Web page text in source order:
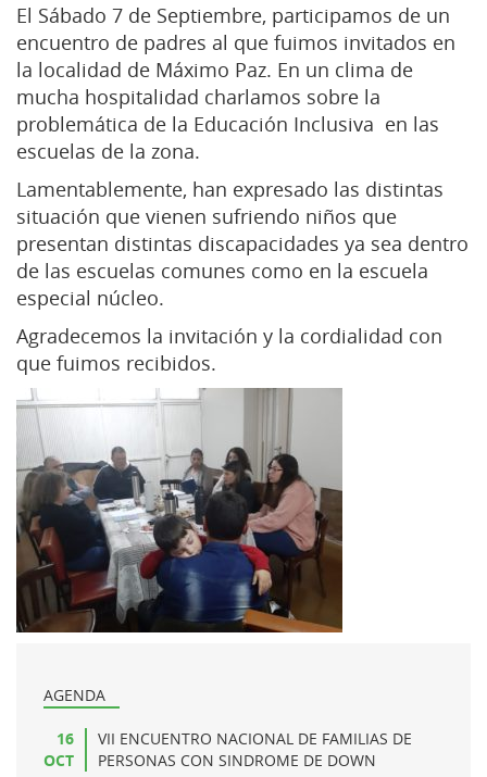
El Sábado 7 de Septiembre, participamos de un
encuentro de padres al que fuimos invitados en
la localidad de Máximo Paz. En un clima de
mucha hospitalidad charlamos sobre la
problemática de la Educación Inclusiva en las
escuelas de la zona.
Lamentablemente, han expresado las distintas
situación que vienen sufriendo niños que
presentan distintas discapacidades ya sea dentro
de las escuelas comunes como en la escuela
especial núcleo.
Agradecemos la invitación y la cordialidad con
que fuimos recibidos.
AGENDA
16
OCT
VII ENCUENTRO NACIONAL DE FAMILIAS DE
PERSONAS CON SINDROME DE DOWN